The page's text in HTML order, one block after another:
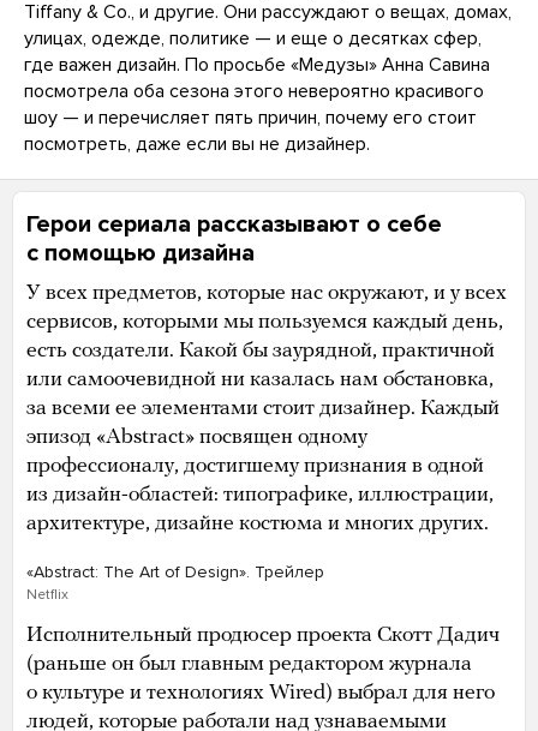
Tiffany & Co., и другие. Они рассуждают о вещах, домах,
улицах, одежде, политике — и еще о десятках сфер,
где важен дизайн. По просьбе «Медузы» Анна Савина
посмотрела оба сезона этого невероятно красивого
шоу — и перечисляет пять причин, почему его стоит
посмотреть, даже если вы не дизайнер.
Герои сериала рассказывают о себе
с помощью дизайна
У всех предметов, которые нас окружают, и у всех
сервисов, которыми мы пользуемся каждый день,
есть создатели. Какой бы заурядной, практичной
или самоочевидной ни казалась нам обстановка,
за всеми ее элементами стоит дизайнер. Каждый
эпизод «Abstract» посвящен одному
профессионалу, достигшему признания в одной
из дизайн-областей: типографике, иллюстрации,
архитектуре, дизайне костюма и многих других.
«Abstract: The Art of Design». Трейлер
Netflix
Исполнительный продюсер проекта Скотт Дадич
(раньше он был главным редактором журнала
о культуре и технологиях Wired) выбрал для него
людей, которые работали над узнаваемыми